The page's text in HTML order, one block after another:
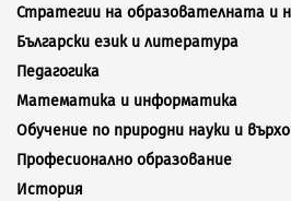
Стратегии на образователната и
Български език и литература
Педагогика
Математика и информатика
Обучение по природни науки и
Професионално образование
История